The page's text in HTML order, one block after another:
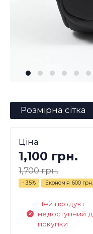
Розмірна сітка
Ціна
1,100 грн.
1,700 грн.
- 35% Економія 600 грн.
Цей продукт
недоступний
покупки